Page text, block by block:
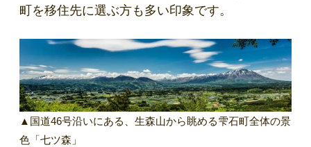
町を移住先に選ぶ方も多い印象です。
▲国道46号沿いにある、生森山から眺める雫石町全体の景
色「七ツ森」